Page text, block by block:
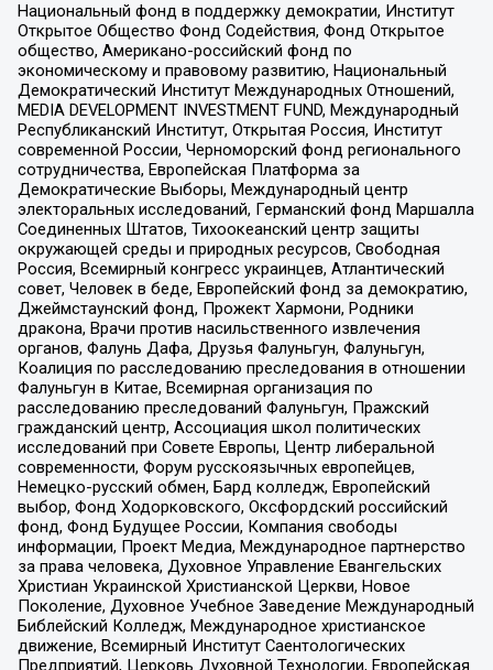
Национальный фонд в поддержку демократии, Институт
Открытое Общество Фонд Содействия, Фонд Открытое
общество, Американо-российский фонд по
экономическому и правовому развитию, Национальный
Демократический Институт Международных Отношений,
MEDIA DEVELOPMENT INVESTMENT FUND, Международный
Республиканский Институт, Открытая Россия, Институт
современной России, Черноморский фонд регионального
сотрудничества, Европейская Платформа за
Демократические Выборы, Международный центр
электоральных исследований, Германский фонд Маршалла
Соединенных Штатов, Тихоокеанский центр защиты
окружающей среды и природных ресурсов, Свободная
Россия, Всемирный конгресс украинцев, Атлантический
совет, Человек в беде, Европейский фонд за демократию,
Джеймстаунский фонд, Прожект Хармони, Родники
дракона, Врачи против насильственного извлечения
органов, Фалунь Дафа, Друзья Фалуньгун, Фалуньгун,
Коалиция по расследованию преследования в отношении
Фалуньгун в Китае, Всемирная организация по
расследованию преследований Фалуньгун, Пражский
гражданский центр, Ассоциация школ политических
исследований при Совете Европы, Центр либеральной
современности, Форум русскоязычных европейцев,
Немецко-русский обмен, Бард колледж, Европейский
выбор, Фонд Ходорковского, Оксфордский российский
фонд, Фонд Будущее России, Компания свободы
информации, Проект Медиа, Международное партнерство
за права человека, Духовное Управление Евангельских
Христиан Украинской Христианской Церкви, Новое
Поколение, Духовное Учебное Заведение Международный
Библейский Колледж, Международное христианское
движение, Всемирный Институт Саентологических
Предприятий, Церковь Духовной Технологии, Европейская